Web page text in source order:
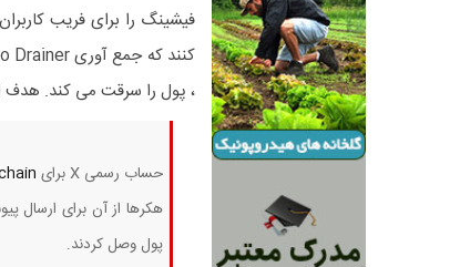
فیشینگ را برای فریب
، پول را سرقت می کند. هدف
حساب رسمی X برای
هکرها از آن برای ارسال
پول وصل کردند.